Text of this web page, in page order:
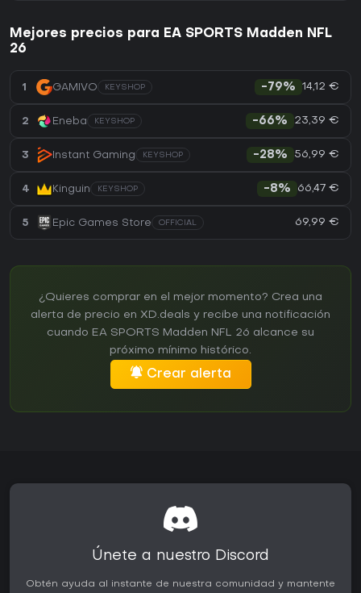
Mejores precios para EA SPORTS Madden NFL
26
1 GAMIVO KEYSHOP -79% 14,12 €
2 Eneba KEYSHOP -66% 23,39 €
3 Instant Gaming KEYSHOP -28% 56,99 €
4 Kinguin KEYSHOP -8% 66,47 €
5 Epic Games Store OFFICIAL 69,99 €
¿Quieres comprar en el mejor momento? Crea una
alerta de precio en XD.deals y recibe una notificación
cuando EA SPORTS Madden NFL 26 alcance su
próximo mínimo histórico.
Crear alerta
Únete a nuestro Discord
Obtén ayuda al instante de nuestra comunidad y mantente